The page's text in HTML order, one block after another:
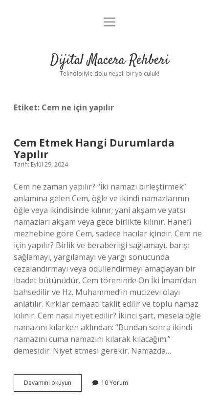
Anasayfa
Yasal Uyarı
menüyü
Dijital Macera Rehberi
Teknolojiyle dolu neşeli bir yolculuk!
Etiket: Cem ne için yapılır
Cem Etmek Hangi Durumlarda
Yapılır
Tarih: Eylül 29, 2024
Cem ne zaman yapılır? “İki namazı birleştirmek”
anlamına gelen Cem, öğle ve ikindi namazlarının
öğle veya ikindisinde kılınır; yani akşam ve yatsı
namazları akşam veya gece birlikte kılınır. Hanefi
mezhebine göre Cem, sadece hacılar içindir. Cem ne
için yapılır? Birlik ve beraberliği sağlamayı, barışı
sağlamayı, yargılamayı ve yargı sonucunda
cezalandırmayı veya ödüllendirmeyi amaçlayan bir
ibadet bütünüdür. Cem töreninde On İki İmam’dan
bahsedilir ve Hz. Muhammed’in mucizevi olayı
anlatılır. Kırklar cemaati taklit edilir ve toplu namaz
kılınır. Cem nasıl niyet edilir? İkinci şart, mesela öğle
namazını kılarken aklından: “Bundan sonra ikindi
namazını cuma namazını kılarak kılacağım.”
demesidir. Niyet etmesi gerekir. Namazda…
Devamını okuyun
Etmek
10 Yorum